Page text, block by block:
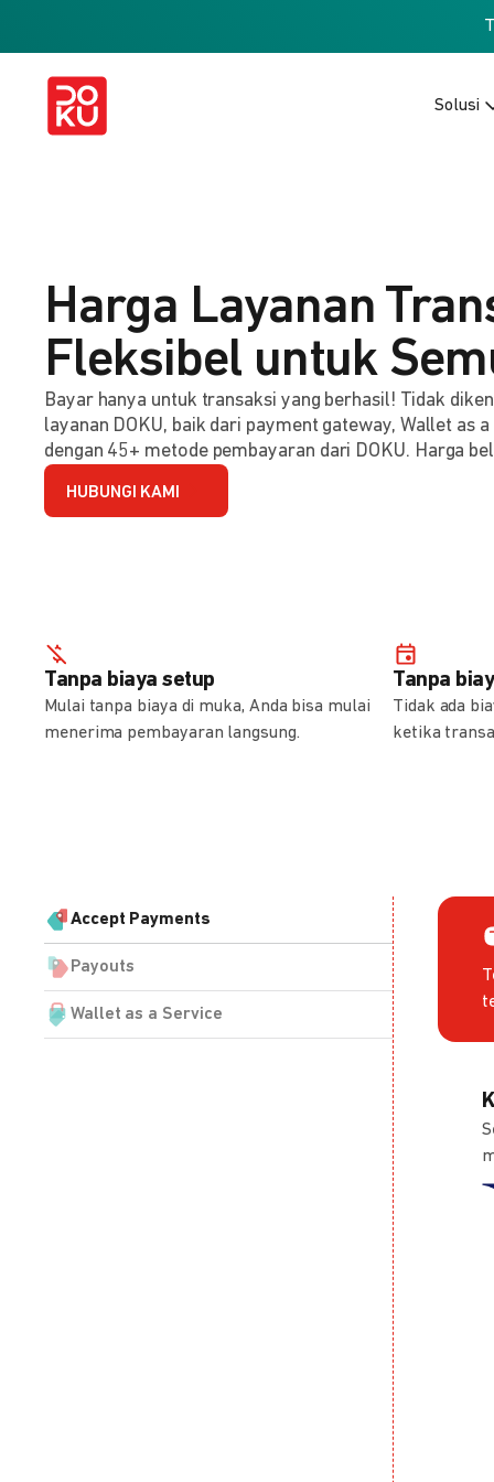
Solusi
Harga Layanan
Fleksibel untuk
Bayar hanya untuk transaksi yang berhasil! Tidak
layanan DOKU, baik dari payment gateway, Wallet as
dengan 45+ metode pembayaran dari DOKU. Harga
HUBUNGI KAMI
Tanpa biaya setup
Mulai tanpa biaya di muka, Anda bisa mulai
menerima pembayaran langsung.
Tanpa
Tidak ada
ketika
Accept Payments
Payouts
Wallet as a Service